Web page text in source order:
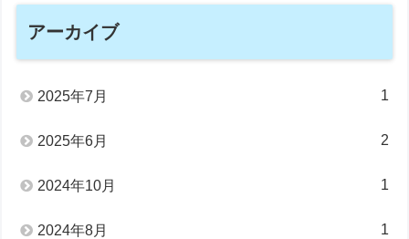
アーカイブ
2025年7月 1
2025年6月 2
2024年10月 1
2024年8月 1